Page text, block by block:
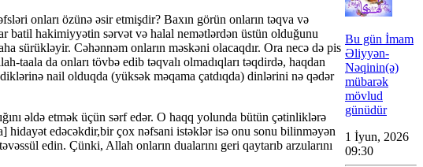
onları özünə əsir etmişdir? Baxın görün onların təqva və
batil hakimiyyətin sərvət və halal nemətlərdən üstün olduğunu
sürükləyir. Cəhənnəm onların məskəni olacaqdır. Ora necə də pis
da onları tövbə edib təqvalı olmadıqları təqdirdə, haqdan
nail olduqda (yüksək məqama çatdıqda) dinlərini nə qədər
əldə etmək üçün sərf edər. O haqq yolunda bütün çətinliklərə
hidayət edəcəkdir,bir çox nəfsani istəklər isə onu sonu bilinməyən
edin. Çünki, Allah onların dualarını geri qaytarıb arzularını
Bu gün İmam
Əliyyən-
Nəqinin(ə)
mübarək
mövlud
günüdür
1 İyun, 2026
09:30